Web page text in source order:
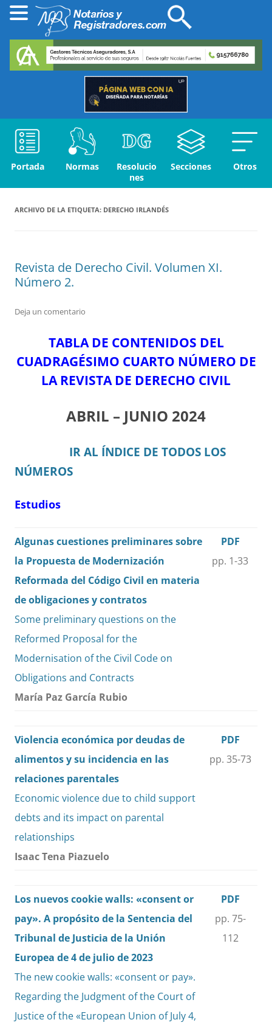
Portada Normas
Resolucio
nes
Secciones Otros
ARCHIVO DE LA ETIQUETA: DERECHO IRLANDÉS
Revista de Derecho Civil. Volumen XI.
Número 2.
Deja un comentario
TABLA DE CONTENIDOS DEL
CUADRAGÉSIMO CUARTO NÚMERO DE
LA REVISTA DE DERECHO CIVIL
ABRIL – JUNIO 2024
IR AL ÍNDICE DE TODOS LOS
NÚMEROS
Estudios
Algunas cuestiones preliminares sobre
la Propuesta de Modernización
Reformada del Código Civil en materia
de obligaciones y contratos
Some preliminary questions on the
Reformed Proposal for the
Modernisation of the Civil Code on
Obligations and Contracts
María Paz García Rubio
PDF
pp. 1-33
Violencia económica por deudas de
alimentos y su incidencia en las
relaciones parentales
Economic violence due to child support
debts and its impact on parental
relationships
Isaac Tena Piazuelo
PDF
pp. 35-73
Los nuevos cookie walls: «consent or
pay». A propósito de la Sentencia del
Tribunal de Justicia de la Unión
Europea de 4 de julio de 2023
The new cookie walls: «consent or pay».
Regarding the Judgment of the Court of
Justice of the «European Union of July 4,
PDF
pp. 75-
112